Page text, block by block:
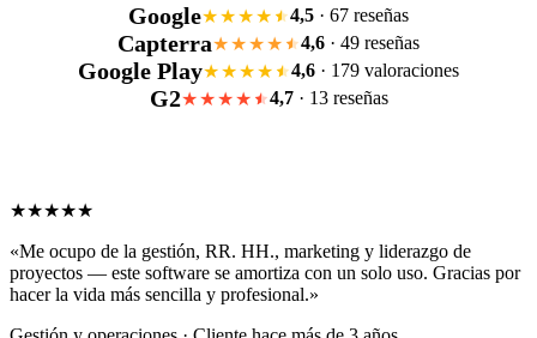
Google★★★★ 4,5 · 67 reseñas
Capterra★★★★ 4,6 · 49 reseñas
Google Play★★★★ 4,6 · 179 valoraciones
G2★★★★ 4,7· 13 reseñas
★★★★★
«Me ocupo de la gestión, RR. HH., marketing y liderazgo de
proyectos — este software se amortiza con un solo uso. Gracias por
hacer la vida más sencilla y profesional.»